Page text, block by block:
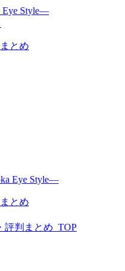
Style―
とめ
とめ
評判まとめ_TOP